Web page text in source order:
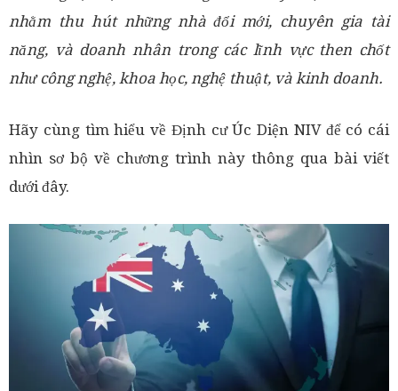
nhằm thu hút những nhà đổi mới, chuyên gia tài
năng, và doanh nhân trong các lĩnh vực then chốt
như công nghệ, khoa học, nghệ thuật, và kinh doanh.
Hãy cùng tìm hiểu về Định cư Úc Diện NIV để có cái
nhìn sơ bộ về chương trình này thông qua bài viết
dưới đây.